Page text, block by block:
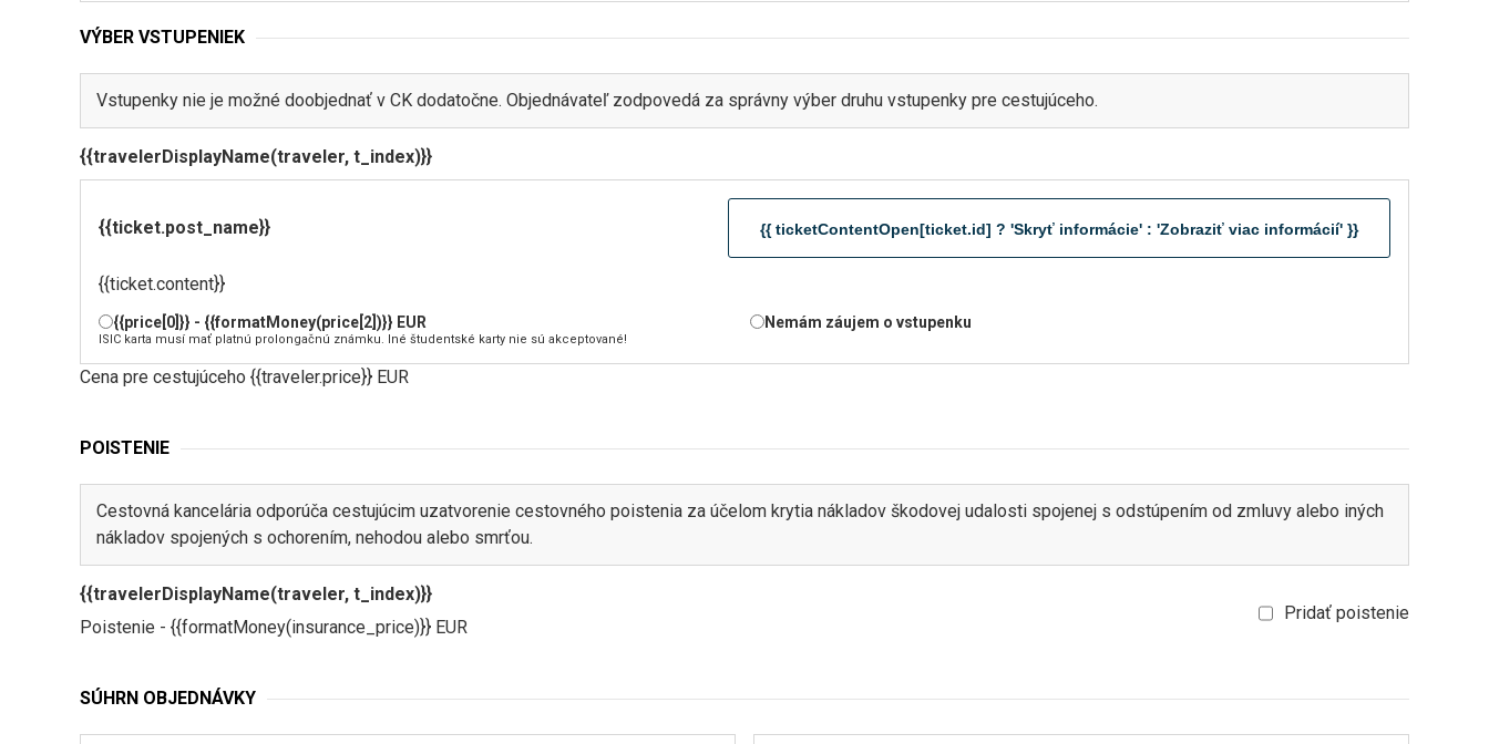
VÝBER VSTUPENIEK
Vstupenky nie je možné doobjednať v CK dodatočne. Objednávateľ zodpovedá za správny výber druhu vstupenky pre cestujúceho.
{{travelerDisplayName(traveler, t_index)}}
{{ticket.post_name}} {{ ticketContentOpen[ticket.id] ? 'Skryť informácie' : 'Zobraziť viac informácií' }}
{{ticket.content}}
{{price[0]}} - {{formatMoney(price[2])}} EUR Nemám záujem o vstupenku
ISIC karta musí mať platnú prolongačnú známku. Iné študentské karty nie sú akceptované!
Cena pre cestujúceho {{traveler.price}} EUR
POISTENIE
Cestovná kancelária odporúča cestujúcim uzatvorenie cestovného poistenia za účelom krytia nákladov škodovej udalosti spojenej s odstúpením od zmluvy alebo iných
nákladov spojených s ochorením, nehodou alebo smrťou.
{{travelerDisplayName(traveler, t_index)}}
Poistenie - {{formatMoney(insurance_price)}} EUR
Pridať poistenie
SÚHRN OBJEDNÁVKY